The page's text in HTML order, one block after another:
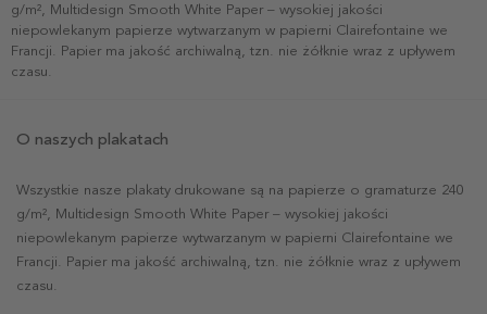
g/m², Multidesign Smooth White Paper – wysokiej jakości
niepowlekanym papierze wytwarzanym w papierni Clairefontaine we
Francji. Papier ma jakość archiwalną, tzn. nie żółknie wraz z upływem
czasu.
O naszych plakatach
Wszystkie nasze plakaty drukowane są na papierze o gramaturze 240
g/m², Multidesign Smooth White Paper – wysokiej jakości
niepowlekanym papierze wytwarzanym w papierni Clairefontaine we
Francji. Papier ma jakość archiwalną, tzn. nie żółknie wraz z upływem
czasu.